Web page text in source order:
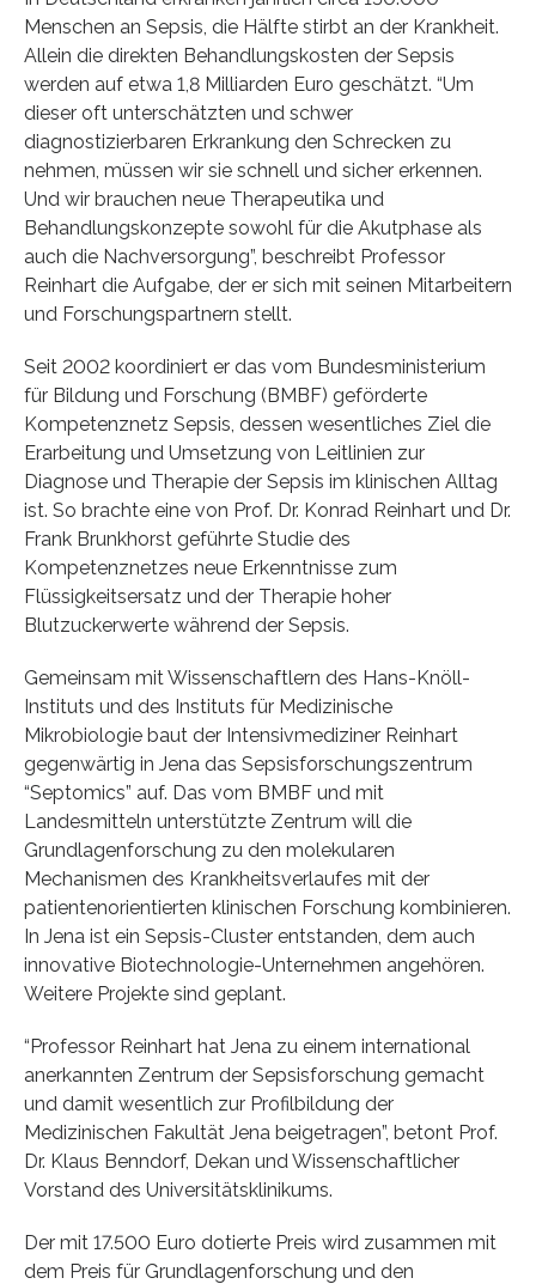
Menschen an Sepsis, die Hälfte stirbt an der Krankheit.
Allein die direkten Behandlungskosten der Sepsis
werden auf etwa 1,8 Milliarden Euro geschätzt. “Um
dieser oft unterschätzten und schwer
diagnostizierbaren Erkrankung den Schrecken zu
nehmen, müssen wir sie schnell und sicher erkennen.
Und wir brauchen neue Therapeutika und
Behandlungskonzepte sowohl für die Akutphase als
auch die Nachversorgung”, beschreibt Professor
Reinhart die Aufgabe, der er sich mit seinen Mitarbeitern
und Forschungspartnern stellt.
Seit 2002 koordiniert er das vom Bundesministerium
für Bildung und Forschung (BMBF) geförderte
Kompetenznetz Sepsis, dessen wesentliches Ziel die
Erarbeitung und Umsetzung von Leitlinien zur
Diagnose und Therapie der Sepsis im klinischen Alltag
ist. So brachte eine von Prof. Dr. Konrad Reinhart und Dr.
Frank Brunkhorst geführte Studie des
Kompetenznetzes neue Erkenntnisse zum
Flüssigkeitsersatz und der Therapie hoher
Blutzuckerwerte während der Sepsis.
Gemeinsam mit Wissenschaftlern des Hans-Knöll-
Instituts und des Instituts für Medizinische
Mikrobiologie baut der Intensivmediziner Reinhart
gegenwärtig in Jena das Sepsisforschungszentrum
“Septomics” auf. Das vom BMBF und mit
Landesmitteln unterstützte Zentrum will die
Grundlagenforschung zu den molekularen
Mechanismen des Krankheitsverlaufes mit der
patientenorientierten klinischen Forschung kombinieren.
In Jena ist ein Sepsis-Cluster entstanden, dem auch
innovative Biotechnologie-Unternehmen angehören.
Weitere Projekte sind geplant.
“Professor Reinhart hat Jena zu einem international
anerkannten Zentrum der Sepsisforschung gemacht
und damit wesentlich zur Profilbildung der
Medizinischen Fakultät Jena beigetragen”, betont Prof.
Dr. Klaus Benndorf, Dekan und Wissenschaftlicher
Vorstand des Universitätsklinikums.
Der mit 17.500 Euro dotierte Preis wird zusammen mit
dem Preis für Grundlagenforschung und den